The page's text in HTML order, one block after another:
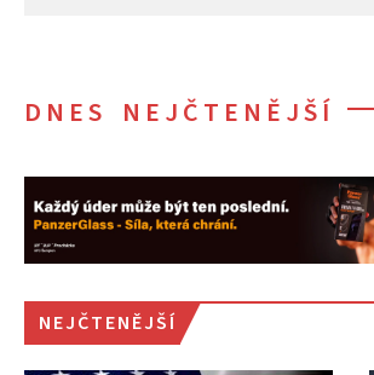
DNES NEJČTENĚJŠÍ
NEJČTENĚJŠÍ